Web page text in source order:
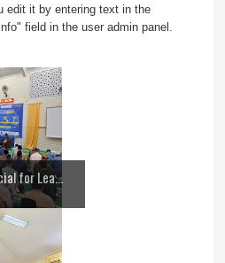
edit it by entering text in the
field in the user admin panel.
for Lea...